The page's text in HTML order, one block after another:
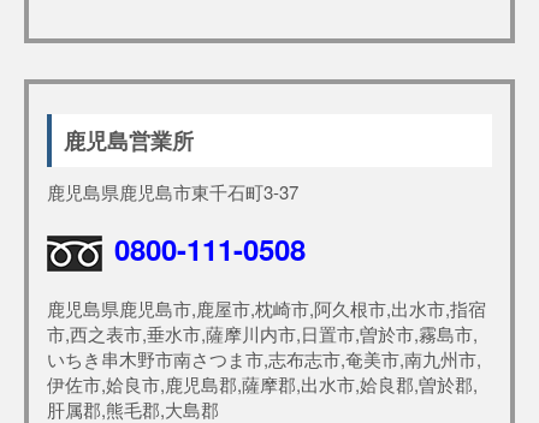
鹿児島営業所
鹿児島県鹿児島市東千石町3-37
0800-111-0508
鹿児島県鹿児島市,鹿屋市,枕崎市,阿久根市,出水市,指宿
市,西之表市,垂水市,薩摩川内市,日置市,曽於市,霧島市,
いちき串木野市南さつま市,志布志市,奄美市,南九州市,
伊佐市,姶良市,鹿児島郡,薩摩郡,出水市,姶良郡,曽於郡,
肝属郡,熊毛郡,大島郡